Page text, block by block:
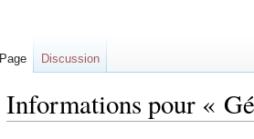
Informations pour «
Page Discussion